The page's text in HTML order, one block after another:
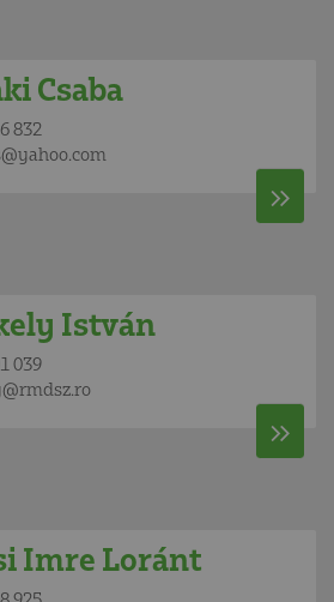
Csaba
832
István
039
Imre Loránt